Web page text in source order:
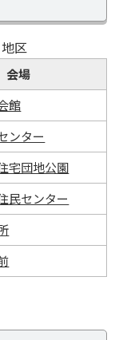
区
会場
館
ンター
宅団地公園
民センター